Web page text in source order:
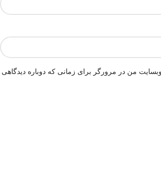
وبسایت من در مرورگر برای زمانی که دوباره دیدگاهی